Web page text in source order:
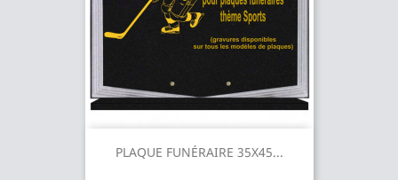
PLAQUE FUNÉRAIRE 35X45...